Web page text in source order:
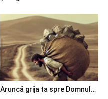
Aruncă grija ta spre Domnul…